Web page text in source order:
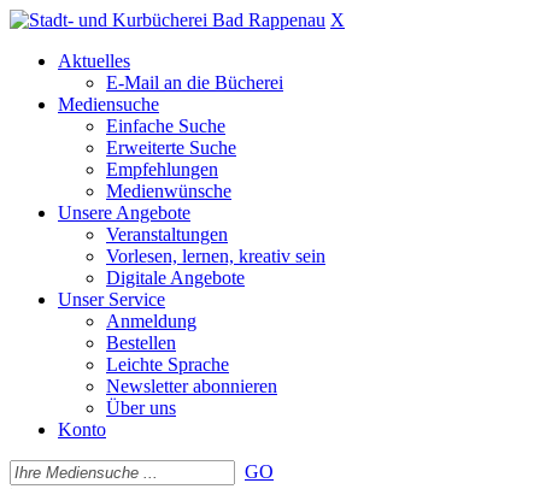
X
Aktuelles
E-Mail an die Bücherei
Mediensuche
Einfache Suche
Erweiterte Suche
Empfehlungen
Medienwünsche
Unsere Angebote
Veranstaltungen
Vorlesen, lernen, kreativ sein
Digitale Angebote
Unser Service
Anmeldung
Bestellen
Leichte Sprache
Newsletter abonnieren
Über uns
Konto
GO